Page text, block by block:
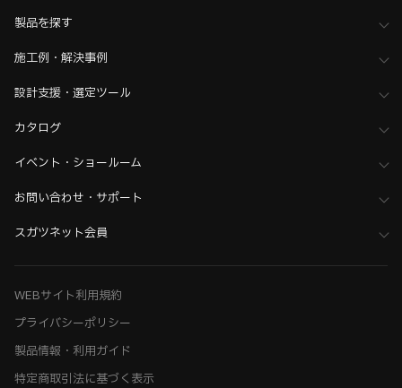
製品を探す
施工例・解決事例
設計支援・選定ツール
カタログ
イベント・ショールーム
お問い合わせ・サポート
スガツネット会員
WEBサイト利用規約
プライバシーポリシー
製品情報・利用ガイド
特定商取引法に基づく表示